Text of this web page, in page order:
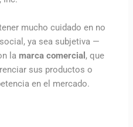
mucho cuidado en no
ya sea subjetiva —
la marca comercial , que
sus productos o
en el mercado.